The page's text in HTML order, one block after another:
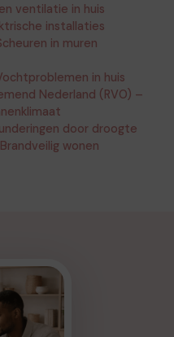
ventilatie in huis
installaties
in muren
in huis
Nederland (RVO) –
door droogte
wonen